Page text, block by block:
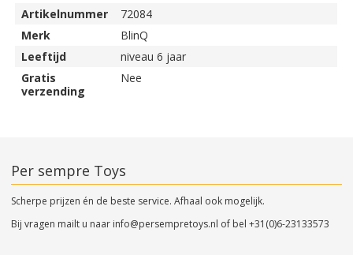
Artikelnummer
72084
Merk
BlinQ
Leeftijd
niveau 6 jaar
Gratis
verzending
Nee
Per sempre Toys
Scherpe prijzen én de beste service. Afhaal ook mogelijk.
Bij vragen mailt u naar info@persempretoys.nl of bel+31(0)6-23133573